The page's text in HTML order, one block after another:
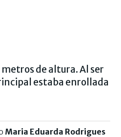
de altura. Al ser
estaba enrollada
Maria Eduarda Rodrigues